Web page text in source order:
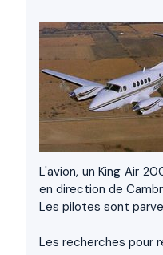
L'avion, un King Air
en direction de
Les pilotes sont
Les recherches pour